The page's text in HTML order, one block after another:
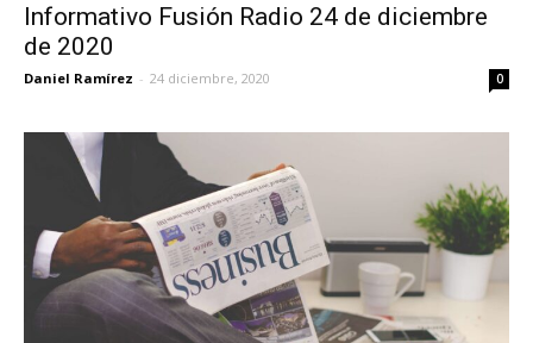
Informativo Fusión Radio 24 de diciembre
de 2020
Daniel Ramírez - 24 diciembre, 2020 0